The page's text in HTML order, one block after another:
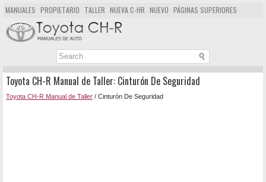
MANUALES PROPIETARIO TALLER NUEVA C-HR NUEVO PÁGINAS SUPERIORES
MAPA DEL SITIO
BUSCAR
Toyota CH-R Manual de Taller: Cinturón De Seguridad
Toyota CH-R Manual de Taller / Cinturón De Seguridad